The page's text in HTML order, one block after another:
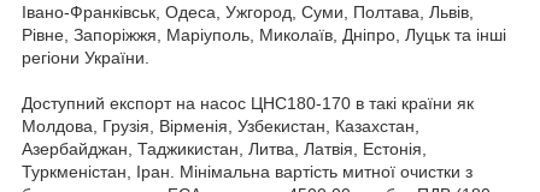
Івано-Франківськ, Одеса, Ужгород, Суми, Полтава, Львів,
Рівне, Запоріжжя, Маріуполь, Миколаїв, Дніпро, Луцьк та інші
регіони України.
Доступний експорт на насос ЦНС180-170 в такі країни як
Молдова, Грузія, Вірменія, Узбекистан, Казахстан,
Азербайджан, Таджикистан, Литва, Латвія, Естонія,
Туркменістан, Іран. Мінімальна вартість митної очистки з